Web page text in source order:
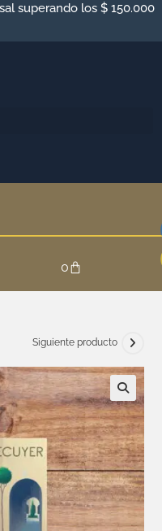
superando los $ 150.000
0
Siguiente producto